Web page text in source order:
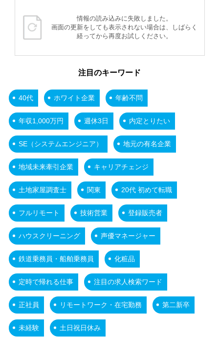
情報の読み込みに失敗しました。
画面の更新をしても表示されない場合は、しばらく
経ってから再度お試しください。
注目のキーワード
40代 ホワイト企業 年齢不問
年収1,000万円 週休3日 内定とりたい
SE（システムエンジニア） 地元の有名企業
地域未来牽引企業 キャリアチェンジ
土地家屋調査士 関東 20代 初めて転職
フルリモート 技術営業 登録販売者
ハウスクリーニング 声優マネージャー
鉄道乗務員・船舶乗務員 化粧品
定時で帰れる仕事 注目の求人検索ワード
正社員 リモートワーク・在宅勤務 第二新卒
未経験 土日祝日休み